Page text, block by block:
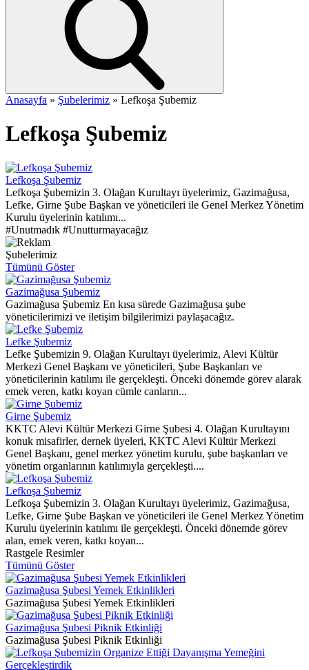
Anasayfa » Şubelerimiz » Lefkoşa Şubemiz
Lefkoşa Şubemiz
Lefkoşa Şubemiz
Lefkoşa Şubemizin 3. Olağan Kurultayı üyelerimiz, Gazimağusa,
Lefke, Girne Şube Başkan ve yöneticileri ile Genel Merkez Yönetim
Kurulu üyelerinin katılımı...
#Unutmadık #Unutturmayacağız
Şubelerimiz
Tümünü Göster
Gazimağusa Şubemiz
Gazimağusa Şubemiz En kısa sürede Gazimağusa şube
yöneticilerimizi ve iletişim bilgilerimizi paylaşacağız.
Lefke Şubemiz
Lefke Şubemizin 9. Olağan Kurultayı üyelerimiz, Alevi Kültür
Merkezi Genel Başkanı ve yöneticileri, Şube Başkanları ve
yöneticilerinin katılımı ile gerçekleşti. Önceki dönemde görev alarak
emek veren, katkı koyan cümle canların...
Girne Şubemiz
KKTC Alevi Kültür Merkezi Girne Şubesi 4. Olağan Kurultayını
konuk misafirler, dernek üyeleri, KKTC Alevi Kültür Merkezi
Genel Başkanı, genel merkez yönetim kurulu, şube başkanları ve
yönetim organlarının katılımıyla gerçekleşti....
Lefkoşa Şubemiz
Lefkoşa Şubemizin 3. Olağan Kurultayı üyelerimiz, Gazimağusa,
Lefke, Girne Şube Başkan ve yöneticileri ile Genel Merkez Yönetim
Kurulu üyelerinin katılımı ile gerçekleşti. Önceki dönemde görev
alan, emek veren, katkı koyan...
Rastgele Resimler
Tümünü Göster
Gazimağusa Şubesi Yemek Etkinlikleri
Gazimağusa Şubesi Yemek Etkinlikleri
Gazimağusa Şubesi Piknik Etkinliği
Gazimağusa Şubesi Piknik Etkinliği